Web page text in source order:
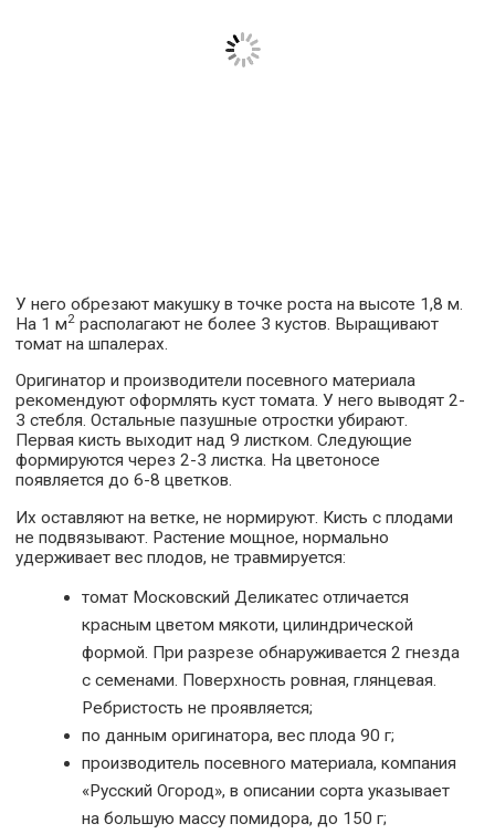
У него обрезают макушку в точке роста на высоте 1,8 м.
На 1 м2 располагают не более 3 кустов. Выращивают
томат на шпалерах.
Оригинатор и производители посевного материала
рекомендуют оформлять куст томата. У него выводят 2-
3 стебля. Остальные пазушные отростки убирают.
Первая кисть выходит над 9 листком. Следующие
формируются через 2-3 листка. На цветоносе
появляется до 6-8 цветков.
Их оставляют на ветке, не нормируют. Кисть с плодами
не подвязывают. Растение мощное, нормально
удерживает вес плодов, не травмируется:
томат Московский Деликатес отличается
красным цветом мякоти, цилиндрической
формой. При разрезе обнаруживается 2 гнезда
с семенами. Поверхность ровная, глянцевая.
Ребристость не проявляется;
по данным оригинатора, вес плода 90 г;
производитель посевного материала, компания
«Русский Огород», в описании сорта указывает
на большую массу помидора, до 150 г;